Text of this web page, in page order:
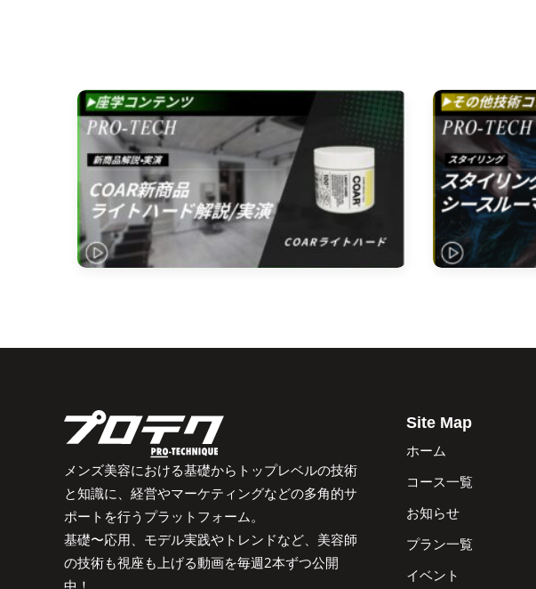
メンズ美容における基礎からトップレベルの技術
と知識に、経営やマーケティングなどの多角的サ
ポートを行うプラットフォーム。
基礎〜応用、モデル実践やトレンドなど、美容師
の技術も視座も上げる動画を毎週2本ずつ公開
Site Map
ホーム
コース一覧
お知らせ
プラン一覧
イベント